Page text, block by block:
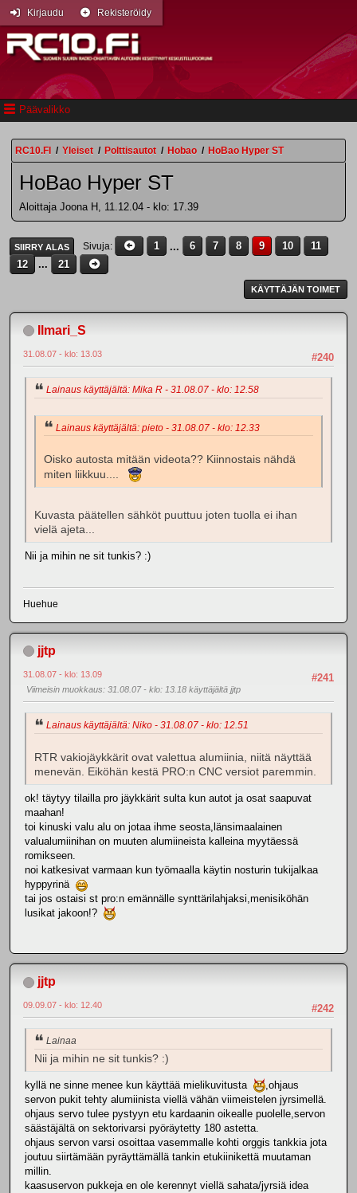
Päävalikko
Kirjaudu Rekisteröidy
RC10.FI / Yleiset / Polttisautot / Hobao / HoBao Hyper ST
HoBao Hyper ST
Aloittaja Joona H, 11.12.04 - klo: 17.39
SIIRRY ALAS Sivuja 1 ... 6 7 8 9 10
11
12
... 21
KÄYTTÄJÄN TOIMET
Ilmari_S
#240
31.08.07 - klo: 13.03
Lainaus käyttäjältä: Mika R - 31.08.07 - klo: 12.58
Lainaus käyttäjältä: pieto - 31.08.07 - klo: 12.33
Oisko autosta mitään videota?? Kiinnostais nähdä
miten liikkuu....
Kuvasta päätellen sähköt puuttuu joten tuolla ei ihan
vielä ajeta...
Nii ja mihin ne sit tunkis? :)
Huehue
jjtp
#241
31.08.07 - klo: 13.09
Viimeisin muokkaus: 31.08.07 - klo: 13.18 käyttäjältä jjtp
Lainaus käyttäjältä: Niko - 31.08.07 - klo: 12.51
RTR vakiojäykkärit ovat valettua alumiinia, niitä näyttää
menevän. Eiköhän kestä PRO:n CNC versiot paremmin.
ok! täytyy tilailla pro jäykkärit sulta kun autot ja osat saapuvat
maahan!
toi kinuski valu alu on jotaa ihme seosta,länsimaalainen
valualumiinihan on muuten alumiineista kalleina myytäessä
romikseen.
noi katkesivat varmaan kun työmaalla käytin nosturin tukijalkaa
hyppyrinä
tai jos ostaisi st pro:n emännälle synttärilahjaksi,menisiköhän
lusikat jakoon!?
jjtp
#242
09.09.07 - klo: 12.40
Lainaa
Nii ja mihin ne sit tunkis? :)
kyllä ne sinne menee kun käyttää mielikuvitusta
,ohjaus
servon pukit tehty alumiinista viellä vähän viimeistelen jyrsimellä.
ohjaus servo tulee pystyyn etu kardaanin oikealle puolelle,servon
säästäjältä on sektorivarsi pyöräytetty 180 astetta.
ohjaus servon varsi osoittaa vasemmalle kohti orggis tankkia jota
joutuu siirtämään pyräyttämällä tankin etukiinikettä muutaman
millin.
kaasuservon pukkeja en ole kerennyt viellä sahata/jyrsiä idea